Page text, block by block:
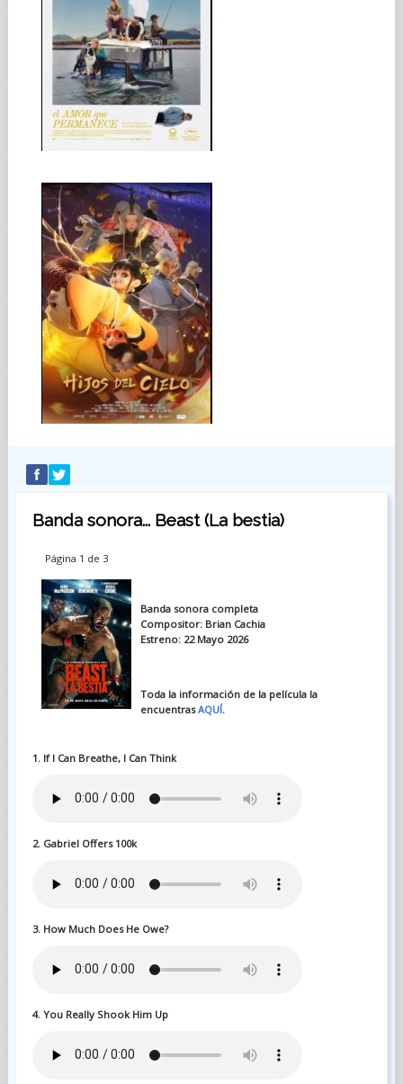
Banda sonora... Beast (La bestia)
Página 1 de 3
Banda sonora completa
Compositor: Brian Cachia
Estreno: 22 Mayo 2026
Toda la información de la película la
encuentrasAQUÍ.
1. If I Can Breathe, I Can Think
2. Gabriel Offers 100k
3. How Much Does He Owe?
4. You Really Shook Him Up